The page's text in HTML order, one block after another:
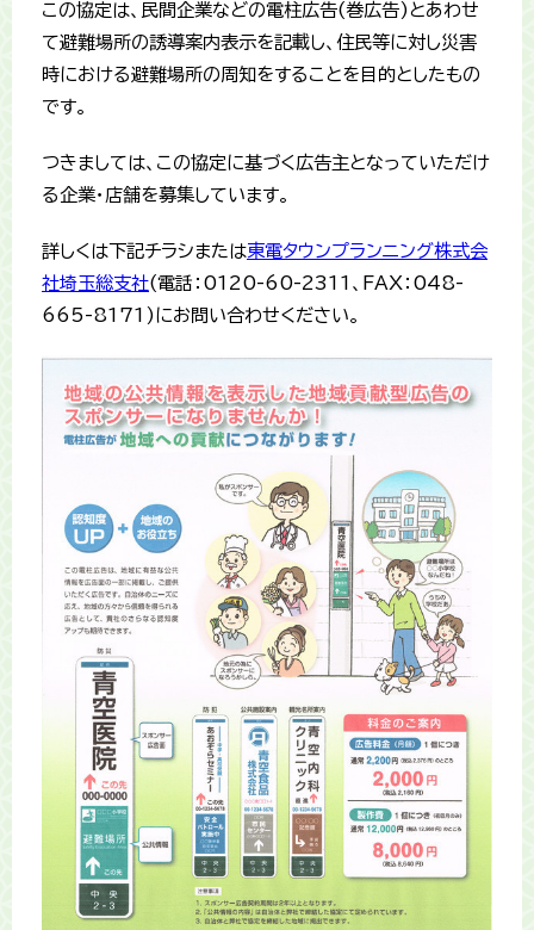
この協定は、民間企業などの電柱広告(巻広告)とあわせ
て避難場所の誘導案内表示を記載し、住民等に対し災害
時における避難場所の周知をすることを目的としたもの
です。
つきましては、この協定に基づく広告主となっていただけ
る企業・店舗を募集しています。
詳しくは下記チラシまたは東電タウンプランニング株式会
社埼玉総支社(電話：0120-60-2311、FAX：048-
665-8171)にお問い合わせください。